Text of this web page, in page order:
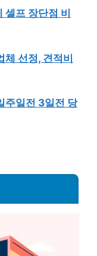
프 장단점 비
체 선정, 견적비
주일전 3일전 당